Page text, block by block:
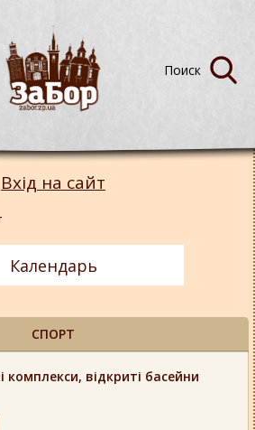
СПОРТ
відкриті басейни
Вхід на сайт
Календарь